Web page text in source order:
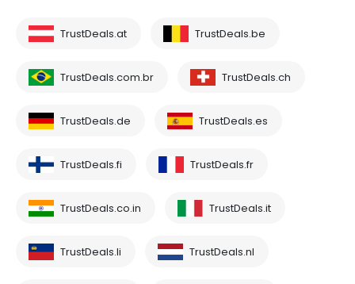
TrustDeals.at TrustDeals.be
TrustDeals.com.br TrustDeals.ch
TrustDeals.de TrustDeals.es
TrustDeals.fi TrustDeals.fr
TrustDeals.co.in TrustDeals.it
TrustDeals.li TrustDeals.nl